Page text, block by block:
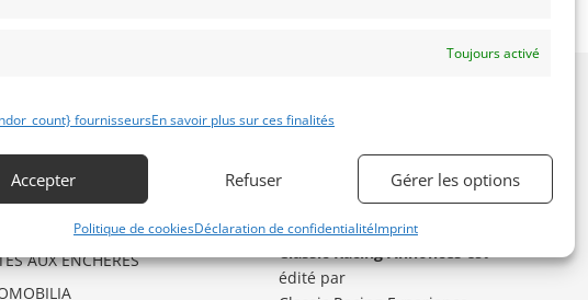
Toujours activé
fournisseursEn savoir plus sur ces finalités
Accepter Refuser Gérer les options
Politique de cookiesDéclaration de confidentialitéImprint
D’ANNONCES
AUX ENCHERES
GARDER LE CONTACT
Besoin d’aide ?
Contactez notre service
Classic Racing Annoncesest
édité par